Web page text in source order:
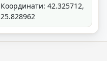
Координати: 42.325712,
25.828962